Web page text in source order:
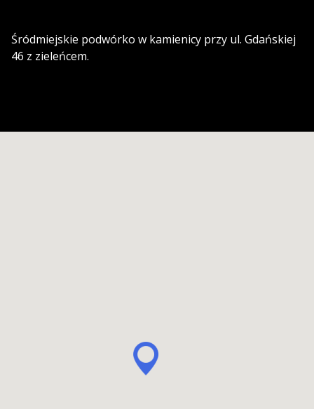
Śródmiejskie podwórko w kamienicy przy ul. Gdańskiej
46 z zieleńcem.